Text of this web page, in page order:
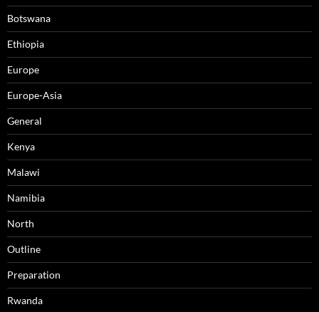
Botswana
Ethiopia
Europe
Europe-Asia
General
Kenya
Malawi
Namibia
North
Outline
Preparation
Rwanda